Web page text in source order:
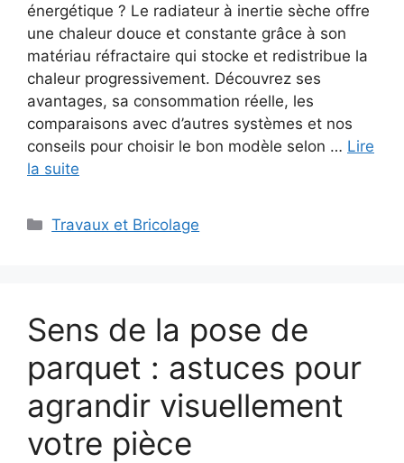
énergétique ? Le radiateur à inertie sèche offre
une chaleur douce et constante grâce à son
matériau réfractaire qui stocke et redistribue la
chaleur progressivement. Découvrez ses
avantages, sa consommation réelle, les
comparaisons avec d’autres systèmes et nos
conseils pour choisir le bon modèle selon … Lire
la suite
Catégories
Travaux et Bricolage
Sens de la pose de
parquet : astuces pour
agrandir visuellement
votre pièce